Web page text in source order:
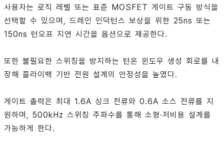
사용자는 로직 레벨 또는 표준 MOSFET 게이트 구동 방식을
선택할 수 있으며, 드레인 인덕턴스 보상을 위한 25ns 또는
150ns 턴오프 지연 시간을 옵션으로 제공한다.
또한 불필요한 스위칭을 방지하는 턴온 윈도우 생성 회로를 내
장해 플라이백 기반 전원 설계의 안정성을 높였다.
게이트 출력은 최대 1.6A 싱크 전류와 0.6A 소스 전류를 지
원하며, 500kHz 스위칭 주파수를 통해 소형·저비용 설계를
가능하게 한다.